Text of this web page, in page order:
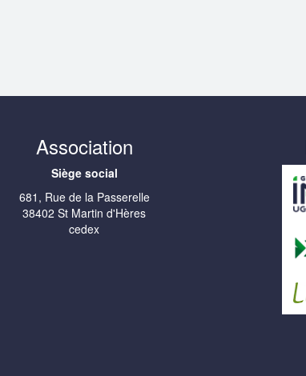
Association
Siège social
681, Rue de la Passerelle
38402 St Martin d'Hères
cedex